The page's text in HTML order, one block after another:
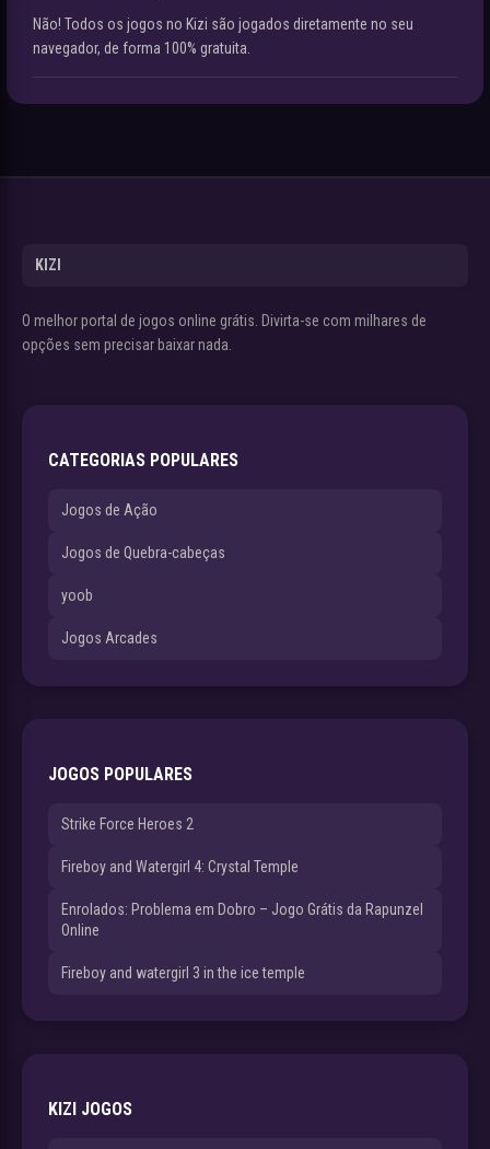
Não! Todos os jogos no Kizi são jogados diretamente no seu
navegador, de forma 100% gratuita.
KIZI
O melhor portal de jogos online grátis. Divirta-se com milhares de
opções sem precisar baixar nada.
CATEGORIAS POPULARES
Jogos de Ação
Jogos de Quebra-cabeças
yoob
Jogos Arcades
JOGOS POPULARES
Strike Force Heroes 2
Fireboy and Watergirl 4: Crystal Temple
Enrolados: Problema em Dobro – Jogo Grátis da Rapunzel
Online
Fireboy and watergirl 3 in the ice temple
KIZI JOGOS